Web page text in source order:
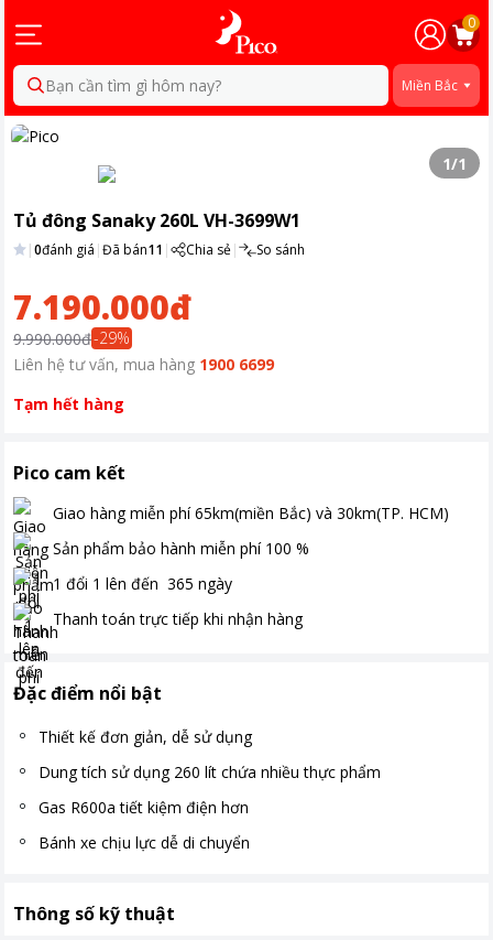
0
Bạn cần tìm gì hôm nay? Miền Bắc
1/1
Tủ đông Sanaky 260L VH-3699W1
|0đánh giá |Đã bán11 | Chia sẻ| So sánh
7.190.000đ
9.990.000đ-29%
Liên hệ tư vấn, mua hàng 1900 6699
Tạm hết hàng
Pico cam kết
Giao hàng miễn phí 65km(miền Bắc) và 30km(TP. HCM)
Sản phẩm bảo hành miễn phí 100 %
1 đổi 1 lên đến 365 ngày
Thanh toán trực tiếp khi nhận hàng
Đặc điểm nổi bật
Thiết kế đơn giản, dễ sử dụng
Dung tích sử dụng 260 lít chứa nhiều thực phẩm
Gas R600a tiết kiệm điện hơn
Bánh xe chịu lực dễ di chuyển
Thông số kỹ thuật